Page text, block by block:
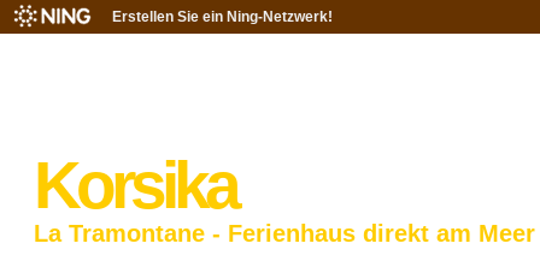
Erstellen Sie ein Ning-Netzwerk!
Korsika
La Tramontane - Ferienhaus direkt am Meer